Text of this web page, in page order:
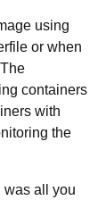
using
or when
containers
with
the
was all you